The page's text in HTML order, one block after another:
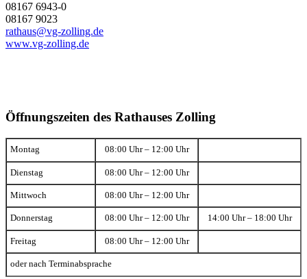
08167 6943-0
08167 9023
rathaus@vg-zolling.de
www.vg-zolling.de
Öffnungszeiten des Rathauses Zolling
Montag 08:00 Uhr – 12:00 Uhr
Dienstag 08:00 Uhr – 12:00 Uhr
Mittwoch 08:00 Uhr – 12:00 Uhr
Donnerstag 08:00 Uhr – 12:00 Uhr 14:00 Uhr – 18:00 Uhr
Freitag 08:00 Uhr – 12:00 Uhr
oder nach Terminabsprache